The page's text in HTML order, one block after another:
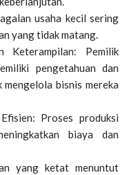
usaha kecil sering
yang tidak matang.
Keterampilan: Pemilik
pengetahuan dan
bisnis mereka
Proses produksi
biaya dan
yang ketat menuntut